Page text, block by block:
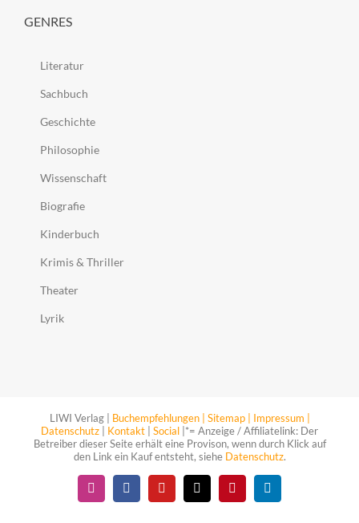
GENRES
Literatur
Sachbuch
Geschichte
Philosophie
Wissenschaft
Biografie
Kinderbuch
Krimis & Thriller
Theater
Lyrik
LIWI Verlag | Buchempfehlungen | Sitemap | Impressum |
Datenschutz
Kontakt Social |*= Anzeige / Affiliatelink: Der
Betreiber dieser Seite erhält eine Provison, wenn durch Klick auf
den Link ein Kauf entsteht, siehe Datenschutz.
InstagramFacebookYouTube
X PinterestLinkedIn